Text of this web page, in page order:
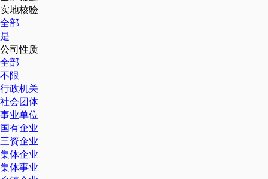
实地核验
全部
是
公司性质
全部
不限
行政机关
社会团体
事业单位
国有企业
三资企业
集体企业
集体事业